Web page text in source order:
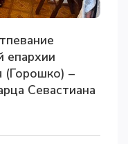
епархии
(Горошко) –
Севастиана